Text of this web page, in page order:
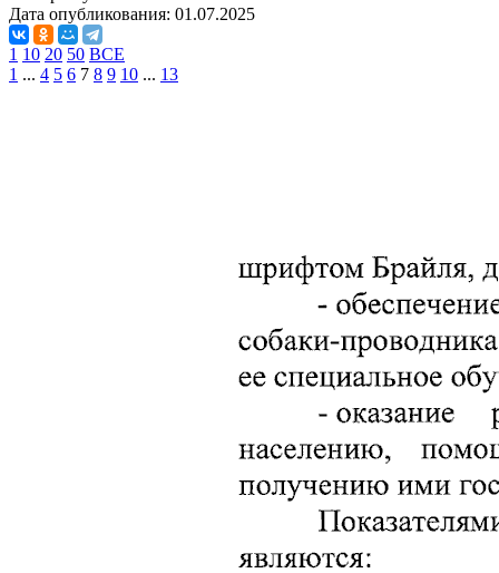
Дата опубликования: 01.07.2025
1 10 20 50 ВСЕ
1 ... 4 5 6 7 8 9 10 ... 13